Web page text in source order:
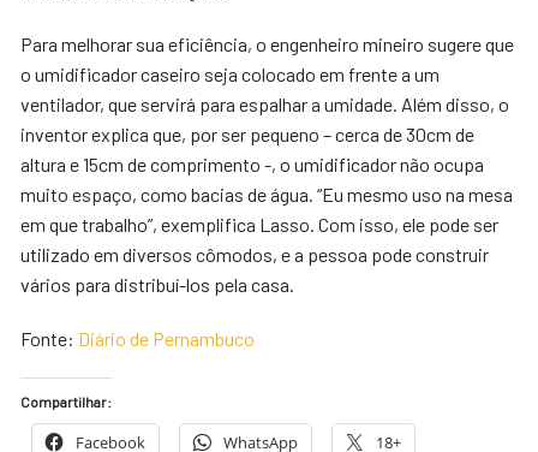
Para melhorar sua eficiência, o engenheiro mineiro sugere que
o umidificador caseiro seja colocado em frente a um
ventilador, que servirá para espalhar a umidade. Além disso, o
inventor explica que, por ser pequeno – cerca de 30cm de
altura e 15cm de comprimento -, o umidificador não ocupa
muito espaço, como bacias de água. “Eu mesmo uso na mesa
em que trabalho”, exemplifica Lasso. Com isso, ele pode ser
utilizado em diversos cômodos, e a pessoa pode construir
vários para distribuí-los pela casa.
Fonte: Diário de Pernambuco
Compartilhar:
Facebook WhatsApp 18+